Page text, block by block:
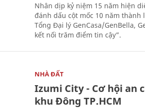
Nhân dịp kỷ niệm 15 năm hiện
đánh dấu cột mốc 10 năm
Tổng Đại lý GenCasa/GenBella,
kết nối trăm điểm tin cậy”.
NHÀ ĐẤT
Izumi City - Cơ hội an
khu Đông TP.HCM